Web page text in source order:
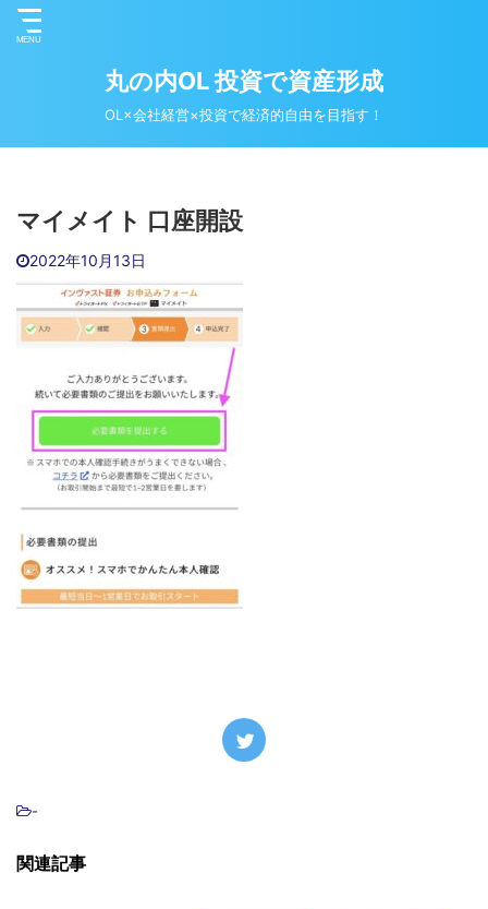
丸の内OL 投資で資産形成
OL×会社経営×投資で経済的自由を目指す！
マイメイト 口座開設
2022年10月13日
-
関連記事